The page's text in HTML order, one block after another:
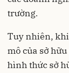
trường.
Tuy nhiên,
mô của sở
hình thức sở